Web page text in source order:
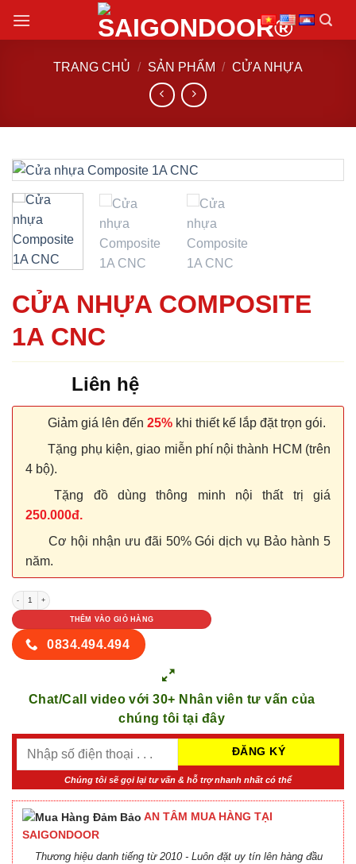
đến
TRANG CHỦ / SẢN PHẨM / CỬA NHỰA
CỬA NHỰA COMPOSITE
1A CNC
Liên hệ
Giảm giá lên đến 25% khi thiết kế lắp đặt trọn gói.
Tặng phụ kiện, giao miễn phí nội thành HCM (trên
4 bộ).
Tặng đồ dùng thông minh nội thất trị giá
250.000đ.
Cơ hội nhận ưu đãi 50% Gói dịch vụ Bảo hành 5
năm.
CỬA NHỰA COMPOSITE 1A CNC số lượng
THÊM VÀO GIỎ HÀNG
0834.494.494
Chat/Call video với 30+ Nhân viên tư vấn của
chúng tôi tại đây
Chúng tôi sẽ gọi lại tư vấn & hỗ trợ nhanh nhất có thể
AN TÂM MUA HÀNG TẠI
SAIGONDOOR
Thương hiệu danh tiếng từ 2010 - Luôn đặt uy tín lên hàng đầu